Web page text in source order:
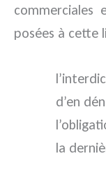
commerciales
posées à cette
d’en
la